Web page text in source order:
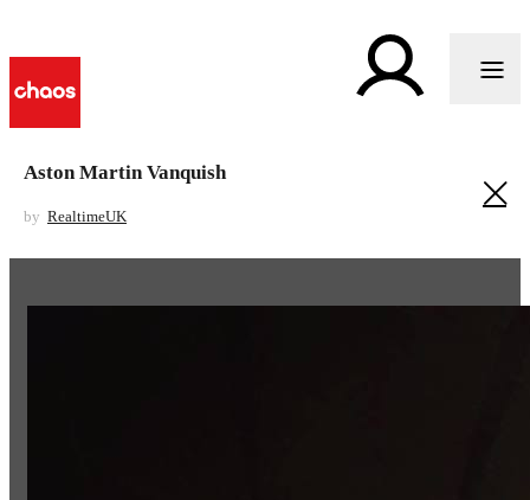
Aston Martin Vanquish
by RealtimeUK